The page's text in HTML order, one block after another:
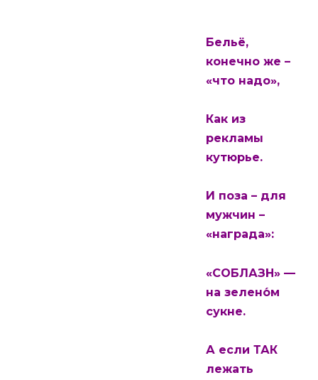
Бельё,
конечно же –
«что надо»,
Как из
рекламы
кутюрье.
И поза – для
мужчин –
«награда»:
«СОБЛАЗН» —
на зелено́м
сукне.
А если ТАК
лежать